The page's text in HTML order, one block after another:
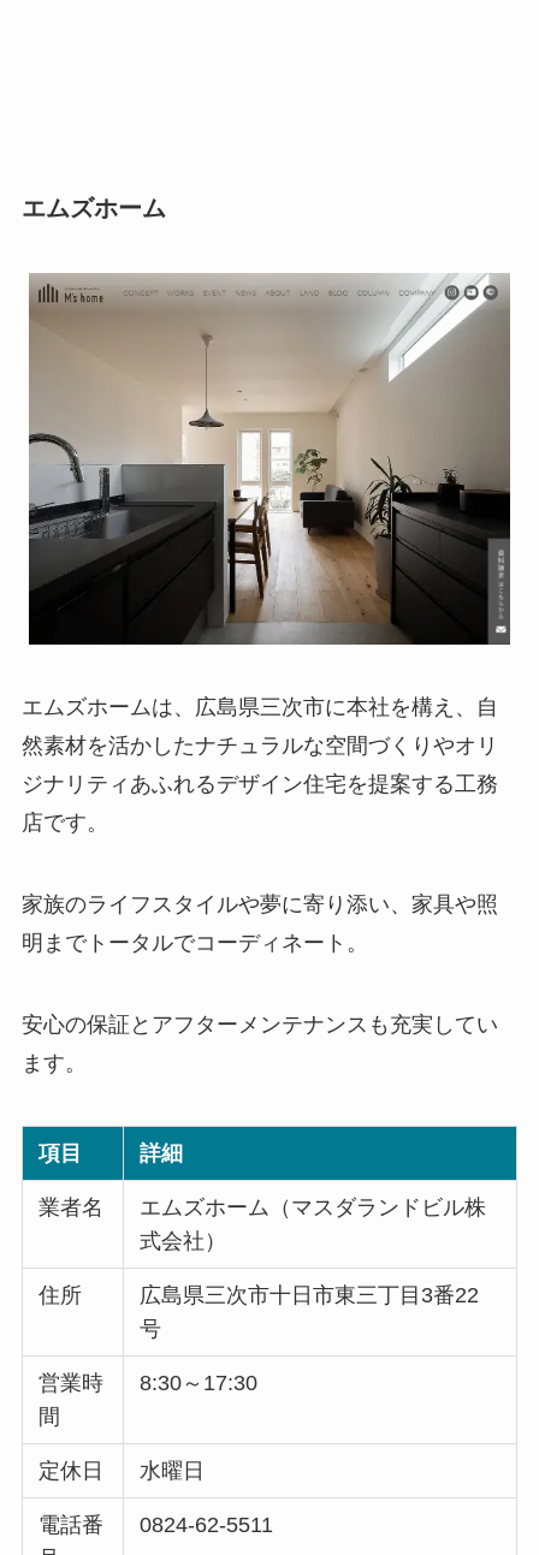
エムズホーム
エムズホームは、広島県三次市に本社を構え、自
然素材を活かしたナチュラルな空間づくりやオリ
ジナリティあふれるデザイン住宅を提案する工務
店です。
家族のライフスタイルや夢に寄り添い、家具や照
明までトータルでコーディネート。
安心の保証とアフターメンテナンスも充実してい
ます。
項目 詳細
業者名
エムズホーム（マスダランドビル株
式会社）
住所
広島県三次市十日市東三丁目3番22
号
営業時
間
8:30～17:30
定休日 水曜日
電話番
0824-62-5511